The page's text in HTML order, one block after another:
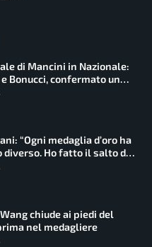
di Mancini in Nazionale:
Bonucci, confermato un
“Ogni medaglia d’oro ha
diverso. Ho fatto il salto di
chiude ai piedi del
nel medagliere